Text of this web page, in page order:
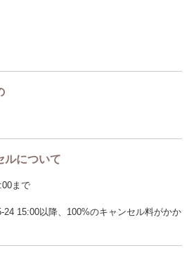
ルについて
まで
24 15:00以降、100%のキャンセル料がかか